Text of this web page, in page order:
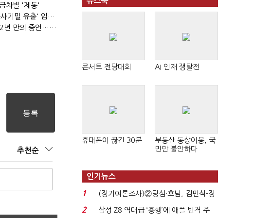
차별 '제동'
(SPC 노조탄압 공판 100회)⑥(단독)'허영인 수사기밀 유출' 임원, 출소하자 '억대 연봉' 고문으로
(SPC 노조탄압 공판 100회)③'노조파괴' 재판 2년 만의 증언…파리바게뜨 지회장 "허영인에 엄벌을"
추천순
콘서트 전당대회 AI 인재 쟁탈전
휴대폰이 끊긴 30분
부동산 동상이몽, 국
민만 불안하다
인기뉴스
1
(정기여론조사)②당심·호남, 김민석-정
청래 '초접전'...
2
삼성 Z8 역대급 ‘흥행’에 애플 반격 주